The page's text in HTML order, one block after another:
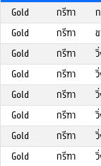
Gold กรีฑา
Gold
กรีฑา
Gold
กรีฑา
Gold
กรีฑา
Gold
กรีฑา
Gold
กรีฑา
Gold
กรีฑา
Gold
กรีฑา